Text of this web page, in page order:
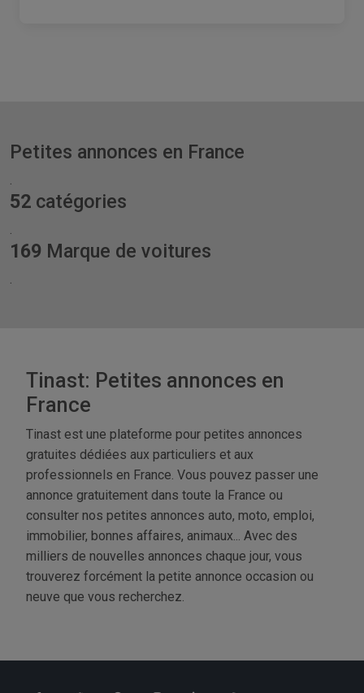
Petites annonces en France
.
52 catégories
.
169 Marque de voitures
.
Tinast: Petites annonces en
France
Tinast est une plateforme pour petites annonces
gratuites dédiées aux particuliers et aux
professionnels en France. Vous pouvez passer une
annonce gratuitement dans toute la France ou
consulter nos petites annonces auto, moto, emploi,
immobilier, bonnes affaires, animaux... Avec des
milliers de nouvelles annonces chaque jour, vous
trouverez forcément la petite annonce occasion ou
neuve que vous recherchez.